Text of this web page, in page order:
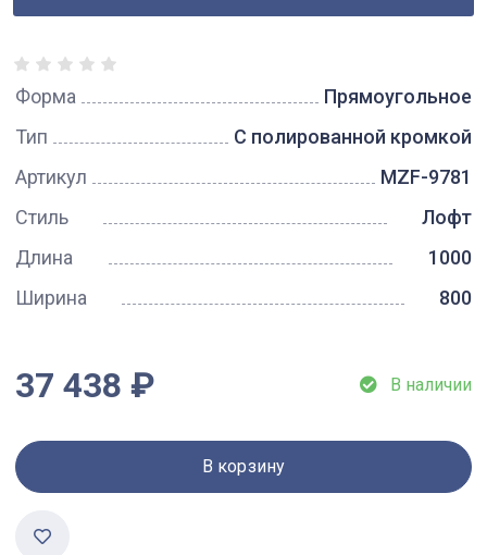
Форма
Прямоугольное
Тип
С полированной кромкой
Артикул
MZF-9781
Стиль
Лофт
Длина
1000
Ширина
800
37 438 ₽ В наличии
В корзину